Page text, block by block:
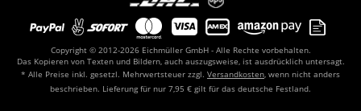
Copyright © 2012-2026 Eichmüller GmbH - Alle Rechte vorbehalten.
Das Kopieren von Texten und Bildern, auch auszugsweise, ist ausdrücklich untersagt.
* Alle Preise inkl. gesetzl. Mehrwertsteuer zzgl. Versandkosten , wenn nicht anders
beschrieben. Lieferung für nur 7,95 € gilt für das deutsche Festland.